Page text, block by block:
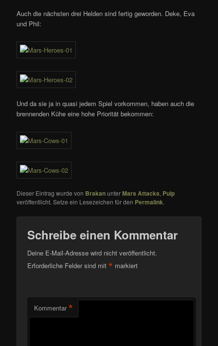
Auch die nächsten drei Helden sind fertig geworden. Deke, Eva
und Phil:
Und da sie ja in quasi jedem Spiel vorkommen, haben auch die
brennenden Kühe eine hohe Priorität bekommen:
Dieser Eintrag wurde von BrakanunterMars Attacks, Pulp
veröffentlicht. Setze ein Lesezeichen für den Permalink.
Schreibe einen Kommentar
Deine E-Mail-Adresse wird nicht veröffentlicht.
Erforderliche Felder sind mit* markiert
Kommentar *